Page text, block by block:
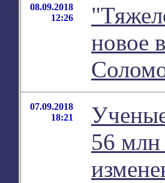
08.09.2018
12:26
новое
07.09.2018
18:21
56 млн